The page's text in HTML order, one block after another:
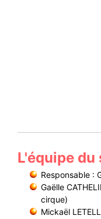
L'équipe
Responsable :
Gaëlle
cirque)
Mickaël